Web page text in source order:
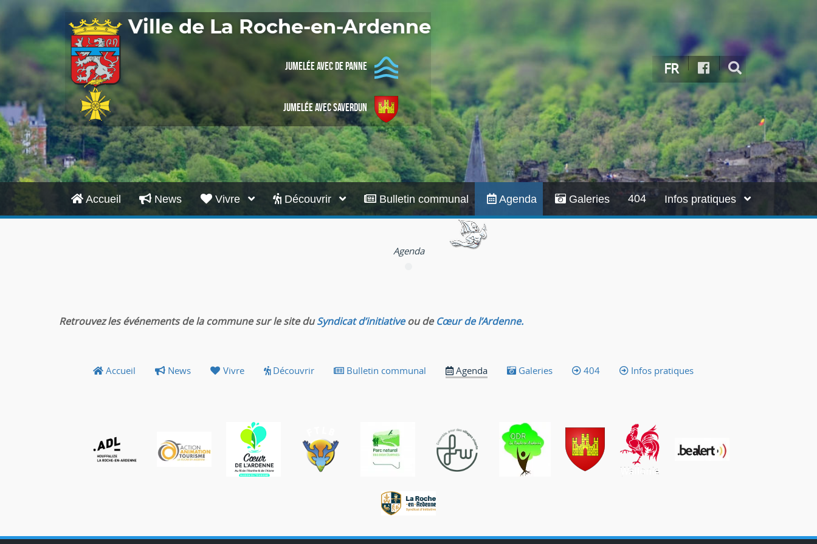
Ville de La Roche-en-Ardenne
Jumelée avec De Panne
Jumelée avec Saverdun
FR
Accueil News Vivre Découvrir Bulletin communal Agenda Galeries 404 Infos pratiques
Agenda
Retrouvez les événements de la commune sur le site duSyndicat d’initiativeou deCœur de l’Ardenne.
Accueil News Vivre Découvrir Bulletin communal Agenda Galeries 404 Infos pratiques